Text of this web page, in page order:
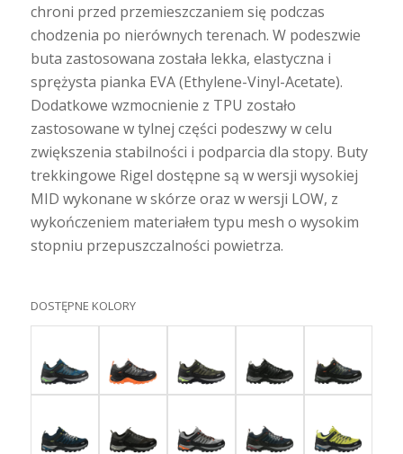
chroni przed przemieszczaniem się podczas
chodzenia po nierównych terenach. W podeszwie
buta zastosowana została lekka, elastyczna i
sprężysta pianka EVA (Ethylene-Vinyl-Acetate).
Dodatkowe wzmocnienie z TPU zostało
zastosowane w tylnej części podeszwy w celu
zwiększenia stabilności i podparcia dla stopy. Buty
trekkingowe Rigel dostępne są w wersji wysokiej
MID wykonane w skórze oraz w wersji LOW, z
wykończeniem materiałem typu mesh o wysokim
stopniu przepuszczalności powietrza.
DOSTĘPNE KOLORY